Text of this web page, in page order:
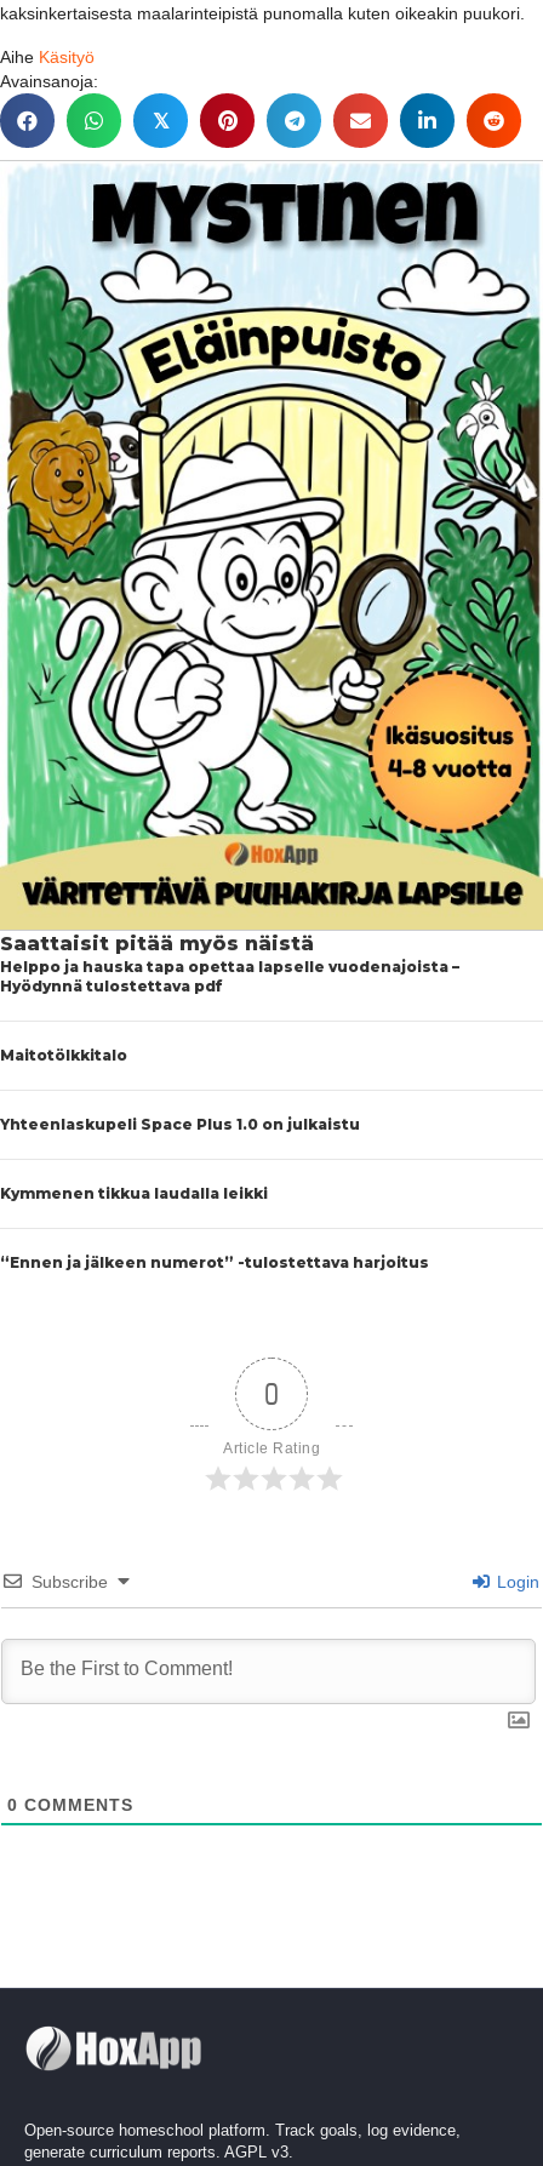
kaksinkertaisesta maalarinteipistä punomalla kuten oikeakin puukori.
Aihe Käsityö
Avainsanoja:
𝕏
Saattaisit pitää myös näistä
Helppo ja hauska tapa opettaa lapselle vuodenajoista –
Hyödynnä tulostettava pdf
Maitotölkkitalo
Yhteenlaskupeli Space Plus 1.0 on julkaistu
Kymmenen tikkua laudalla leikki
“Ennen ja jälkeen numerot” -tulostettava harjoitus
0
Article Rating
Subscribe Login
0 COMMENTS
Open-source homeschool platform. Track goals, log evidence,
generate curriculum reports. AGPL v3.